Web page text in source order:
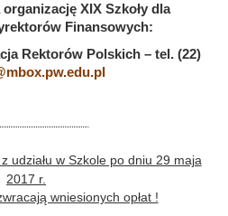
XIX Szkoły dla
Finansowych:
Rektorów Polskich – tel. (22)
udziału w Szkole po dniu 29 maja
2017 r.
wniesionych opłat !